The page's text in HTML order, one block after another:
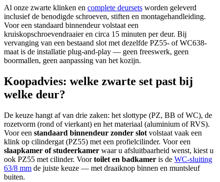
Al onze zwarte klinken en complete deursets worden geleverd
inclusief de benodigde schroeven, stiften en montagehandleiding.
Voor een standaard binnendeur volstaat een
kruiskopschroevendraaier en circa 15 minuten per deur. Bij
vervanging van een bestaand slot met dezelfde PZ55- of WC638-
maat is de installatie plug-and-play — geen freeswerk, geen
boormallen, geen aanpassing van het kozijn.
Koopadvies: welke zwarte set past bij
welke deur?
De keuze hangt af van drie zaken: het slottype (PZ, BB of WC), de
rozetvorm (rond of vierkant) en het materiaal (aluminium of RVS).
Voor een standaard binnendeur zonder slot volstaat vaak een
klink op cilindergat (PZ55) met een profielcilinder. Voor een
slaapkamer of studeerkamer waar u afsluitbaarheid wenst, kiest u
ook PZ55 met cilinder. Voortoilet en badkamer is de WC-sluiting
63/8 mm de juiste keuze — met draaiknop binnen en muntsleuf
buiten.